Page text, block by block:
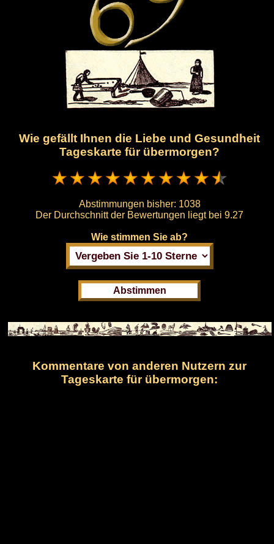
Wie gefällt Ihnen die Liebe und Gesundheit
Tageskarte für übermorgen?
Abstimmungen bisher: 1038
Der Durchschnitt der Bewertungen liegt bei 9.27
Wie stimmen Sie ab?
Kommentare von anderen Nutzern zur
Tageskarte für übermorgen: